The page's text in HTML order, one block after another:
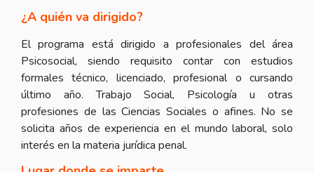
¿A quién va dirigido?
El programa está dirigido a profesionales del área
Psicosocial, siendo requisito contar con estudios
formales técnico, licenciado, profesional o cursando
último año. Trabajo Social, Psicología u otras
profesiones de las Ciencias Sociales o afines. No se
solicita años de experiencia en el mundo laboral, solo
interés en la materia jurídica penal.